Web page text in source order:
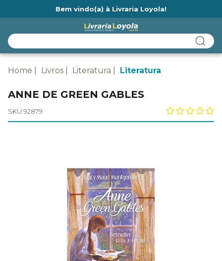
Bem vindo(a) à Livraria Loyola!
Home Livros Literatura Literatura
ANNE DE GREEN GABLES
SKU 92879